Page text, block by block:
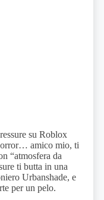
su Roblox
amico mio, ti
“atmosfera da
ti butta in una
Urbanshade, e
per un pelo.